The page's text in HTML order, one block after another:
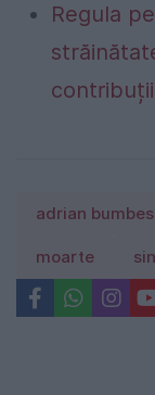
Regula
adrian
moarte